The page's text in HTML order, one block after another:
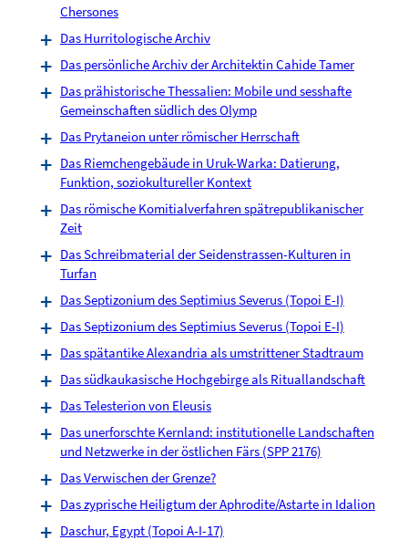
Chersones
Das Hurritologische Archiv
Das persönliche Archiv der Architektin Cahide Tamer
Das prähistorische Thessalien: Mobile und sesshafte
Gemeinschaften südlich des Olymp
Das Prytaneion unter römischer Herrschaft
Das Riemchengebäude in Uruk-Warka: Datierung,
Funktion, soziokultureller Kontext
Das römische Komitialverfahren spätrepublikanischer
Zeit
Das Schreibmaterial der Seidenstrassen-Kulturen in
Turfan
Das Septizonium des Septimius Severus (Topoi E-I)
Das Septizonium des Septimius Severus (Topoi E-I)
Das spätantike Alexandria als umstrittener Stadtraum
Das südkaukasische Hochgebirge als Rituallandschaft
Das Telesterion von Eleusis
Das unerforschte Kernland: institutionelle Landschaften
und Netzwerke in der östlichen Färs (SPP 2176)
Das Verwischen der Grenze?
Das zyprische Heiligtum der Aphrodite/Astarte in Idalion
Daschur, Egypt (Topoi A-I-17)